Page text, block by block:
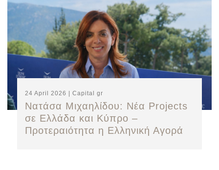
24 April 2026 | Capital gr
Νατάσα Μιχαηλίδου: Νέα Projects
σε Ελλάδα και Κύπρο –
Προτεραιότητα η Ελληνική Αγορά